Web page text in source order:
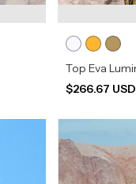
Top Eva
$266.67 USD